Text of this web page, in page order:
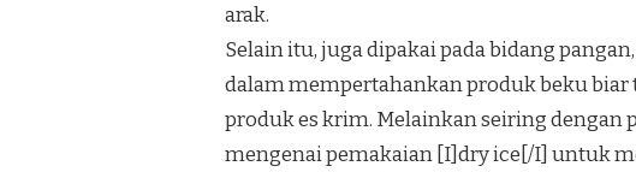
arak.
Selain itu, juga dipakai pada bidang
dalam mempertahankan produk beku
produk es krim. Melainkan seiring
mengenai pemakaian [I]dry ice[/I] untuk